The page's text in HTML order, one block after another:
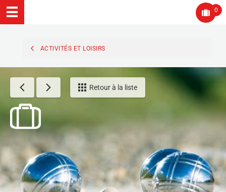
0
ACTIVITÉS ET LOISIRS
Retour à la liste